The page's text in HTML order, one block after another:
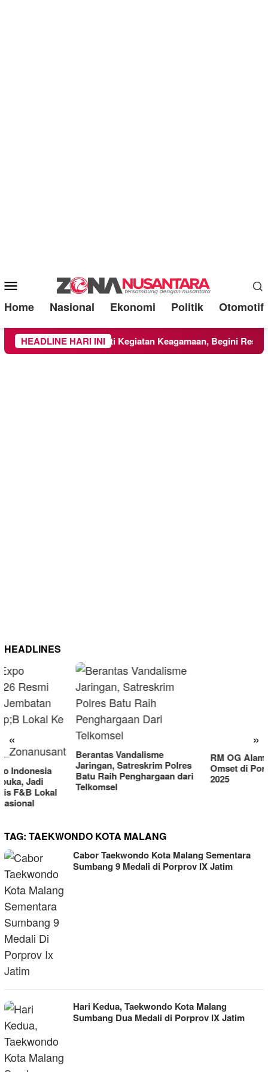
Mobile
Menu
Home Nasional Ekonomi Politik Otomotif
HEADLINE HARI INI
KKN UMM Ikuti Kegiatan Keagamaan, Begini Respons
HEADLINES
« »
Berantas Vandalisme
Jaringan, Satreskrim Polres
Batu Raih Penghargaan dari
Telkomsel
RM OG Alami Kenaikan
TAG: TAEKWONDO KOTA MALANG
Cabor Taekwondo Kota Malang Sementara
Sumbang 9 Medali di Porprov IX Jatim
Hari Kedua, Taekwondo Kota Malang
Sumbang Dua Medali di Porprov IX Jatim